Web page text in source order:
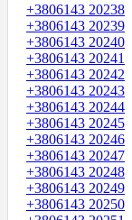
+3806143 20238
+3806143 20239
+3806143 20240
+3806143 20241
+3806143 20242
+3806143 20243
+3806143 20244
+3806143 20245
+3806143 20246
+3806143 20247
+3806143 20248
+3806143 20249
+3806143 20250